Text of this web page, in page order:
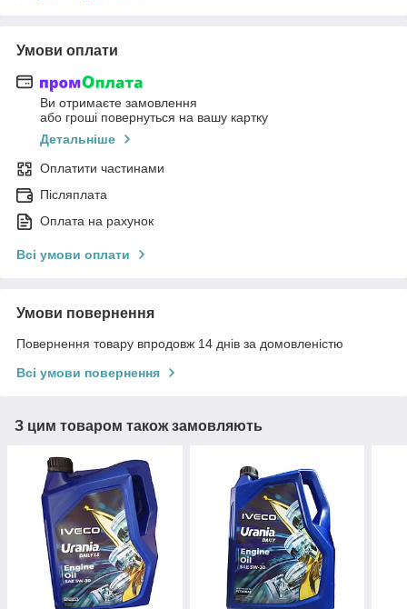
Умови оплати
Ви отримаєте замовлення
або гроші повернуться на вашу картку
Детальніше
Оплатити частинами
Післяплата
Оплата на рахунок
Всі умови оплати
Умови повернення
Повернення товару впродовж 14 днів за домовленістю
Всі умови повернення
З цим товаром також замовляють